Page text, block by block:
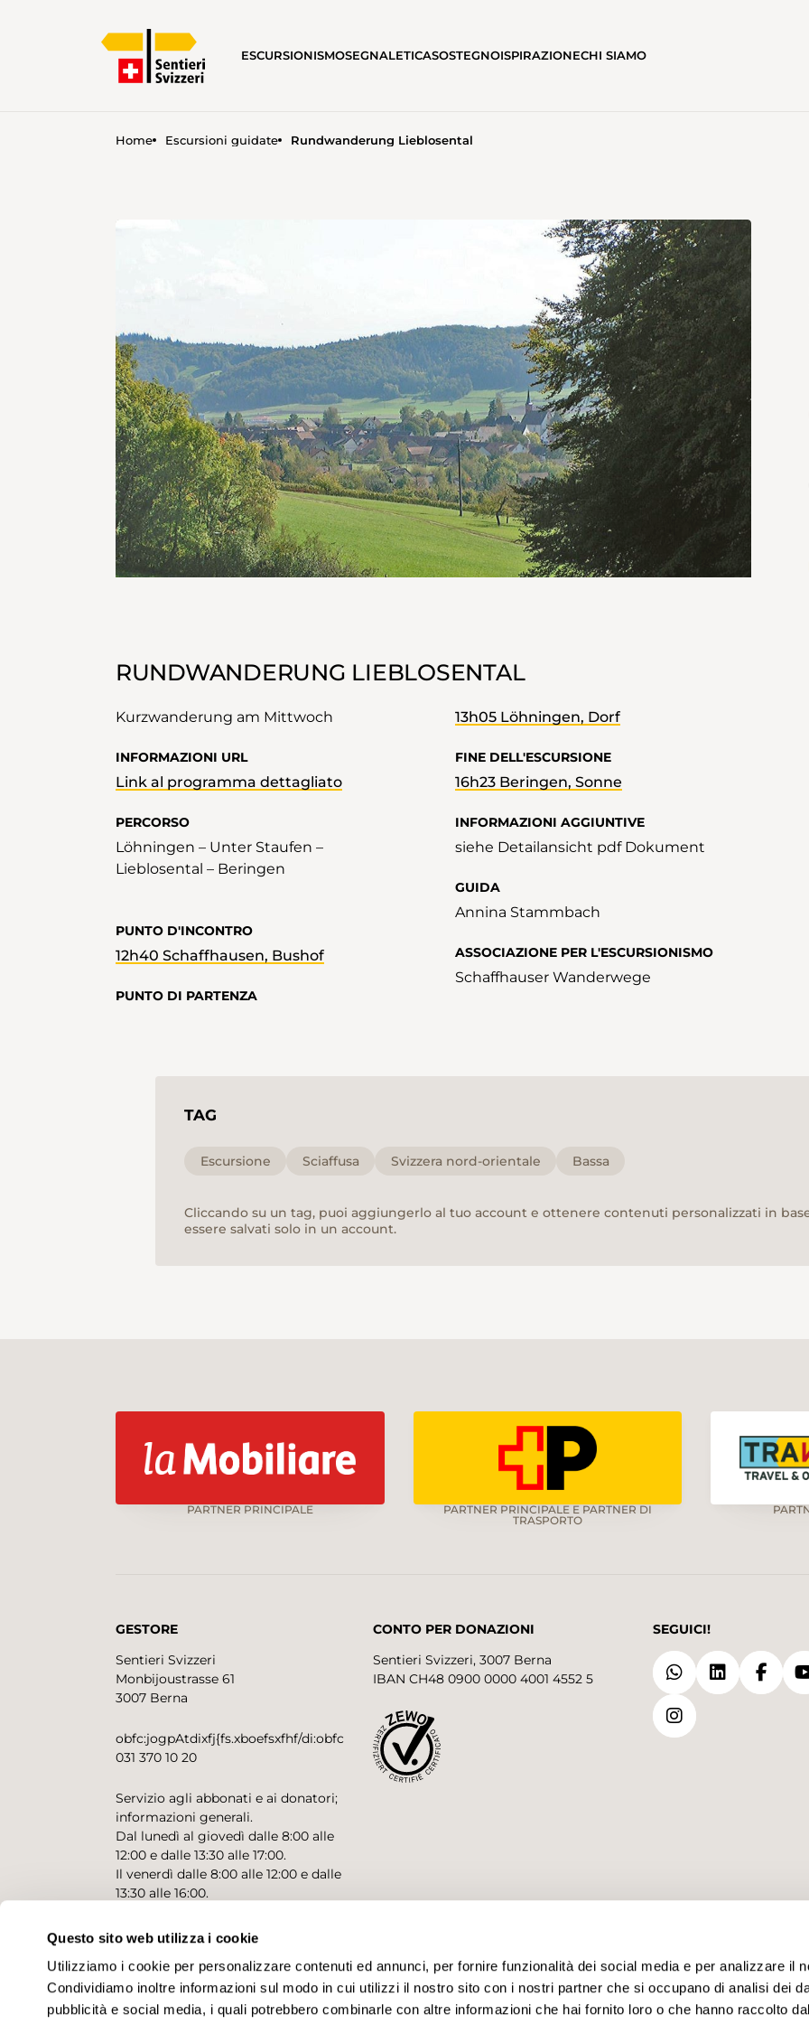
Questo sito web utilizza i cookie
Utilizziamo i cookie per personalizzare contenuti ed annunci, per fornire funzionalità dei social media e per analizzare il
Condividiamo inoltre informazioni sul modo in cui utilizzi il nostro sito con i nostri partner che si occupano di analisi dei
pubblicità e social media, i quali potrebbero combinarle con altre informazioni che hai fornito loro o che hanno raccolto
ESCURSIONISMOSEGNALETICASOSTEGNOISPIRAZIONECHI SIAMO
Home Escursioni guidate Rundwanderung Lieblosental
RUNDWANDERUNG LIEBLOSENTAL
Kurzwanderung am Mittwoch
INFORMAZIONI URL
Link al programma dettagliato
PERCORSO
Löhningen – Unter Staufen –
Lieblosental – Beringen
PUNTO D'INCONTRO
12h40 Schaffhausen, Bushof
PUNTO DI PARTENZA
13h05 Löhningen, Dorf
FINE DELL'ESCURSIONE
16h23 Beringen, Sonne
INFORMAZIONI AGGIUNTIVE
siehe Detailansicht pdf Dokument
GUIDA
Annina Stammbach
ASSOCIAZIONE PER L'ESCURSIONISMO
Schaffhauser Wanderwege
TAG
Escursione Sciaffusa Svizzera nord-orientale Bassa
Cliccando su un tag, puoi aggiungerlo al tuo account e ottenere contenuti personalizzati in
essere salvati solo in un account.
PARTNER PRINCIPALE
PARTNER PRINCIPALE E PARTNER DI
TRASPORTO
GESTORE
Sentieri Svizzeri
Monbijoustrasse 61
3007 Berna
obfc:jogpAtdixfj{fs.xboefsxfhf/di:obfc
031 370 10 20
Servizio agli abbonati e ai donatori;
informazioni generali.
Dal lunedì al giovedì dalle 8:00 alle
12:00 e dalle 13:30 alle 17:00.
Il venerdì dalle 8:00 alle 12:00 e dalle
13:30 alle 16:00.
CONTATTO PER RICHIESTE
CONTO PER DONAZIONI
Sentieri Svizzeri, 3007 Berna
IBAN CH48 0900 0000 4001 4552 5
SEGUICI!